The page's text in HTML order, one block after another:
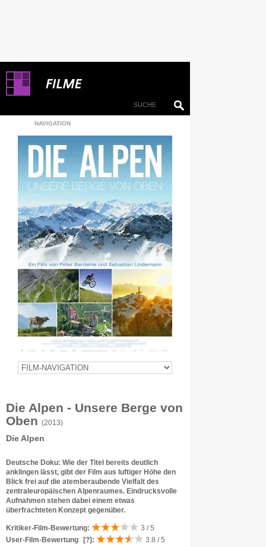
NAVIGATION
Die Alpen - Unsere Berge von
Oben (2013)
Die Alpen
Deutsche Doku: Wie der Titel bereits deutlich
anklingen lässt, gibt der Film aus luftiger Höhe den
Blick frei auf die atemberaubende Vielfalt des
zentraleuropäischen Alpenraumes. Eindrucksvolle
Aufnahmen stehen dabei einem etwas
überfrachteten Konzept gegenüber.
Kritiker-Film-Bewertung:
3 / 5
User-Film-Bewertung
[?] : 3.8 / 5